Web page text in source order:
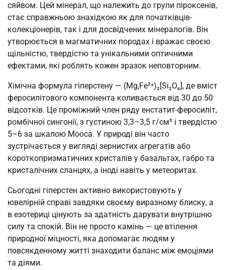
сяйвом. Цей мінерал, що належить до групи піроксенів,
стає справжньою знахідкою як для початківців-
колекціонерів, так і для досвідчених мінералогів. Він
утворюється в магматичних породах і вражає своєю
щільністю, твердістю та унікальними оптичними
ефектами, які роблять кожен зразок неповторним.
Хімічна формула гіперстену — (Mg,Fe²⁺)₂[Si₂O₆], де вміст
феросилітового компонента коливається від 30 до 50
відсотків. Це проміжний член ряду енстатит-феросиліт,
ромбічної сингонії, з густиною 3,3–3,5 г/см³ і твердістю
5–6 за шкалою Мооса. У природі він часто
зустрічається у вигляді зернистих агрегатів або
короткопризматичних кристалів у базальтах, габро та
кристалічних сланцях, а іноді навіть у метеоритах.
Сьогодні гіперстен активно використовують у
ювелірній справі завдяки своєму виразному блиску, а
в езотериці цінують за здатність дарувати внутрішню
силу та спокій. Він не просто камінь — це втілення
природної міцності, яка допомагає людям у
повсякденному житті знаходити баланс між емоціями
та діями.